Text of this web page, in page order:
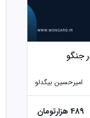
جنگو
امیرحسین بیگدلو
489 هزارتومان